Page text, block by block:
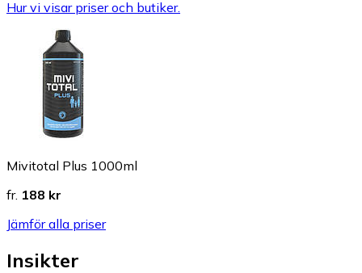
Hur vi visar priser och butiker.
Mivitotal Plus 1000ml
fr. 188 kr
Jämför alla priser
Insikter